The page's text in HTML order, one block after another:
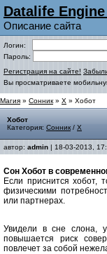
Datalife
Описание сайта
Логин:
Пароль:
Регистрация на сайте!
Вы просматриваете
Магия » Сонник » Х » Хобот
Хобот
Категория: Сонник / Х
автор: admin | 18-03-2013,
Сон Хобот в
Если приснится хобот,
физическими
или партнерах.
Увидели в сне слона,
повышается риск
повлечет за собой